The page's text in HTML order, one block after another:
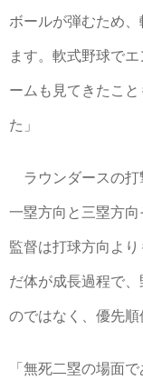
ボールが弾むため
ます。軟式野球で
ームも見てきたこ
た」
ラウンダースの打
一塁方向と三塁方
監督は打球方向よ
だ体が成長過程で
のではなく、優先順
「無死二塁の場面